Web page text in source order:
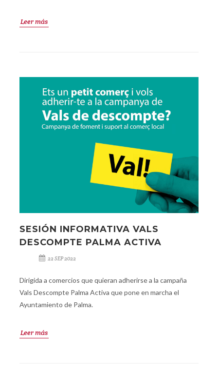
Leer más
SESIÓN INFORMATIVA VALS
DESCOMPTE PALMA ACTIVA
22 SEP 2022
Dirigida a comercios que quieran adherirse a la campaña
Vals Descompte Palma Activa que pone en marcha el
Ayuntamiento de Palma.
Leer más